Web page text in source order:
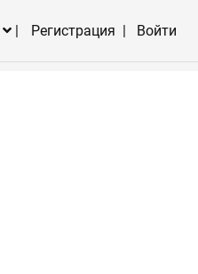
Регистрация Войти